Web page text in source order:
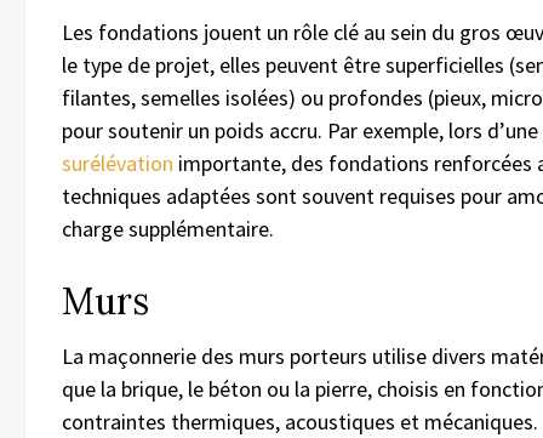
Les fondations jouent un rôle clé au sein du gros
le type de projet, elles peuvent être superficielles
filantes, semelles isolées) ou profondes (pieux,
pour soutenir un poids accru. Par exemple, lors d’une
surélévation importante, des fondations renforcées
techniques adaptées sont souvent requises pour
charge supplémentaire.
Murs
La maçonnerie des murs porteurs utilise divers
que la brique, le béton ou la pierre, choisis en
contraintes thermiques, acoustiques et mécaniques.